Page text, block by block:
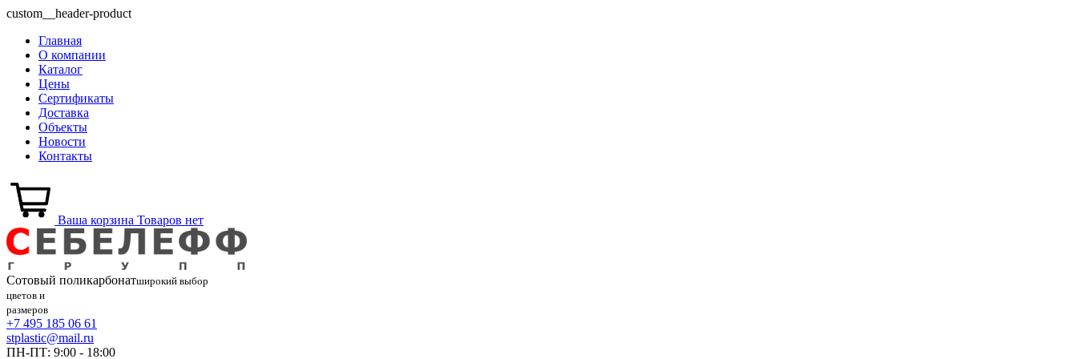
custom__header-product
Главная
О компании
Каталог
Цены
Сертификаты
Доставка
Объекты
Новости
Контакты
Ваша корзина Товаров нет
Сотовый поликарбонатширокий выбор
цветов и
размеров
+7 495 185 06 61
stplastic@mail.ru
ПН-ПТ: 9:00 - 18:00